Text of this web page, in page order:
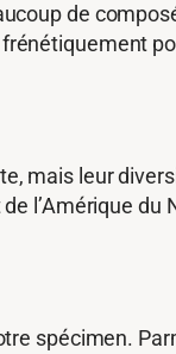
de
mais leur
l’Amérique du
spécimen.